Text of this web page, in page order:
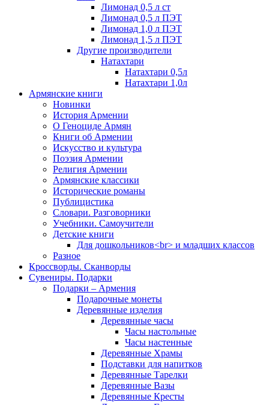
Лимонад 0,5 л ст
Лимонад 0,5 л ПЭТ
Лимонад 1,0 л ПЭТ
Лимонад 1,5 л ПЭТ
Другие производители
Натахтари
Натахтари 0,5л
Натахтари 1,0л
Армянские книги
Новинки
История Армении
О Геноциде Армян
Книги об Армении
Иcкусство и культура
Поэзия Армении
Религия Армении
Армянские классики
Исторические романы
Публицистика
Словари. Разговорники
Учебники. Самоучители
Детские книги
Для дошкольников<br> и младших классов
Разное
Кроссворды. Сканворды
Сувениры. Подарки
Подарки – Армения
Подарочные монеты
Деревянные изделия
Деревянные часы
Часы настольные
Часы настенные
Деревянные Храмы
Подставки для напитков
Деревянные Тарелки
Деревянные Вазы
Деревянные Кресты